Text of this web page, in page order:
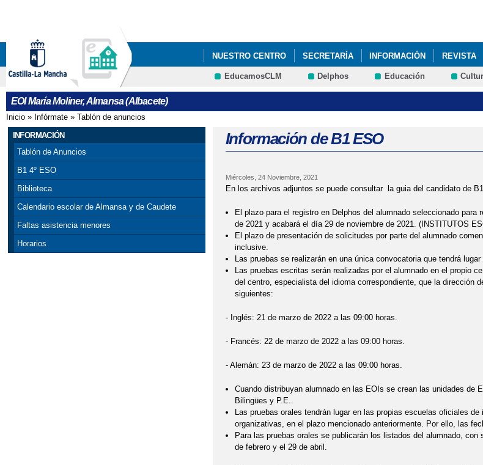
NUESTRO CENTRO SECRETARÍA INFORMACIÓN REVISTA
PROCESO DE ADMISIÓN A LAS ESCUELAS OFICIALES DE IDIOMAS
EducamosCLM Delphos Educación
EOI María Moliner, Almansa (Albacete)
Se encuentra usted aquí
Inicio » Infórmate » Tablón de anuncios
INFORMACIÓN
Tablón de Anuncios
B1 4º ESO
Biblioteca
Calendario escolar de Almansa y de Caudete
Faltas asistencia menores
Horarios
Información de B1 ESO
Miércoles, 24 Noviembre, 2021
En los archivos adjuntos se puede consultar la guia del candidato de
El plazo para el registro en Delphos del alumnado seleccionado
de 2021 y acabará el día 29 de noviembre de 2021. (INSTITUTOS
El plazo de presentación de solicitudes por parte del alumnado
inclusive.
Las pruebas se realizarán en una única convocatoria que tendrá
Las pruebas escritas serán realizadas por el alumnado en el propio
del centro, especialista del idioma correspondiente, que la dirección
siguientes:
- Inglés: 21 de marzo de 2022 a las 09:00 horas.
- Francés: 22 de marzo de 2022 a las 09:00 horas.
- Alemán: 23 de marzo de 2022 a las 09:00 horas.
Cuando distribuyan alumnado en las EOIs se crean las unidades
Bilingües y P.E..
Las pruebas orales tendrán lugar en las propias escuelas oficiales
organizativas, en el plazo mencionado anteriormente. Por ello, las
Para las pruebas orales se publicarán los listados del alumnado,
de febrero y el 29 de abril.